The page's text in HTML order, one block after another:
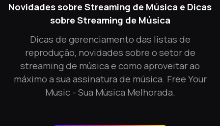
Novidades sobre Streaming de Música e Dicas
sobre Streaming de Música
Dicas de gerenciamento das listas de
reprodução, novidades sobre o setor de
streaming de música e como aproveitar ao
máximo a sua assinatura de música. Free Your
Music - Sua Música Melhorada.